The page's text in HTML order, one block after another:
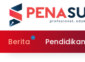
Langsung
konten
Berita
Pendidikan